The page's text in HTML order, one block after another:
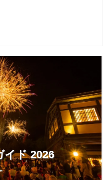
イド 2026